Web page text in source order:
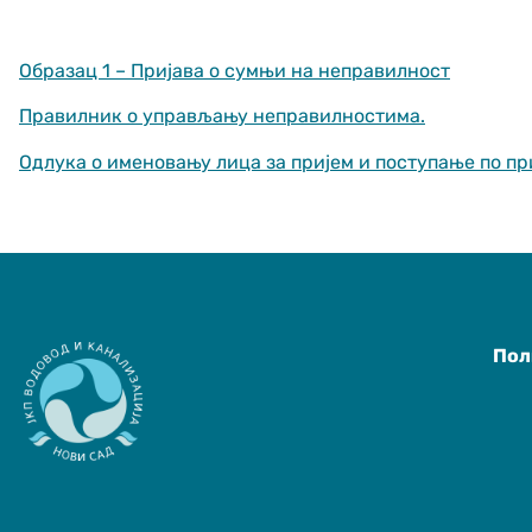
Образац 1 – Пријава о сумњи на неправилност
Правилник о управљању неправилностима.
Одлука о именовању лица за пријем и поступање по
the website
to function.
Статистика